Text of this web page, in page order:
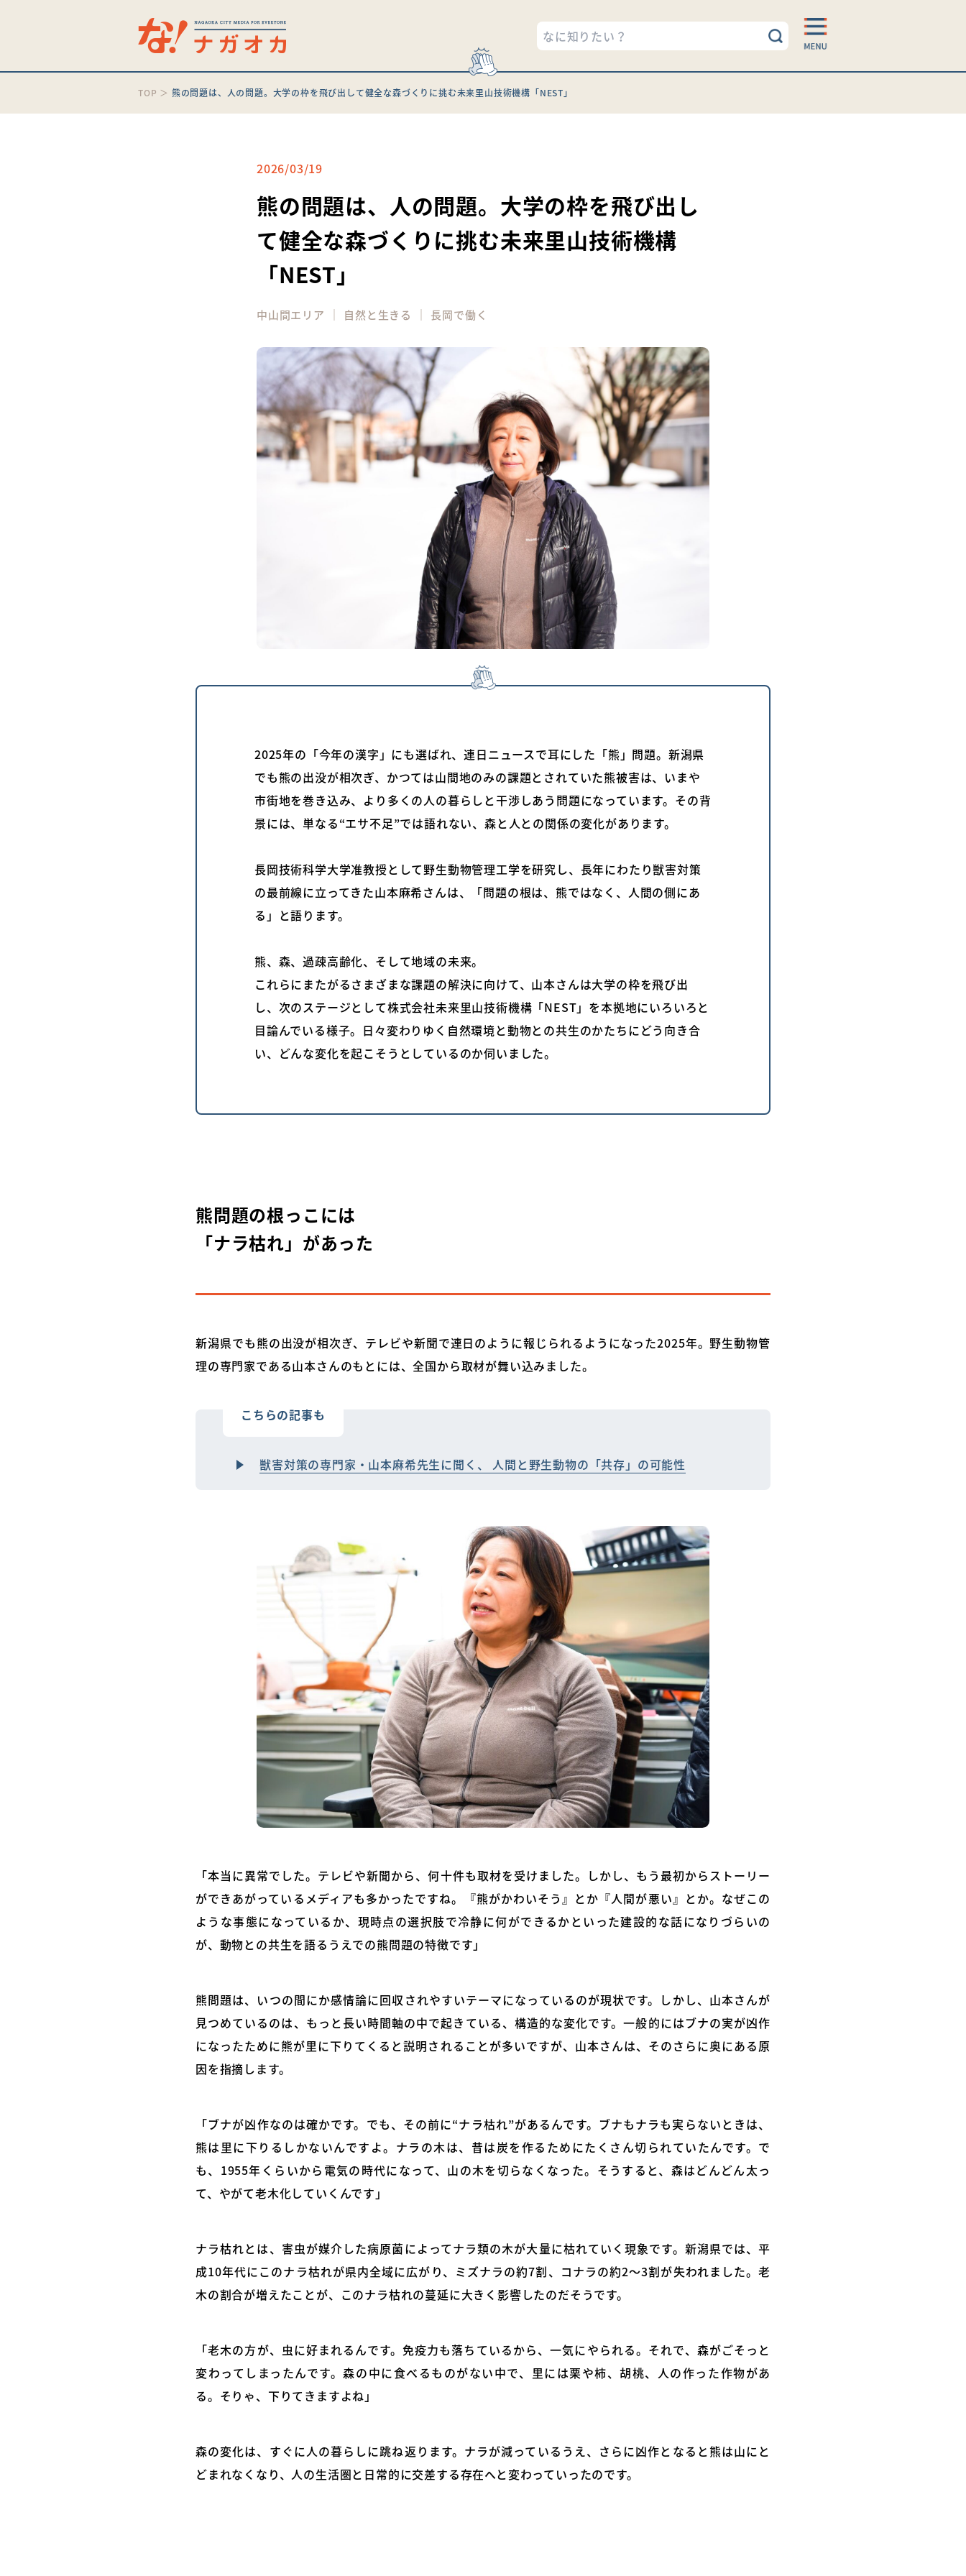
TOP ＞ 熊の問題は、人の問題。大学の枠を飛び出して健全な森づくりに挑む未来里山技術機構「NEST」
2026/03/19
熊の問題は、人の問題。大学の枠を飛び出し
て健全な森づくりに挑む未来里山技術機構
「NEST」
中山間エリア ｜ 自然と生きる ｜ 長岡で働く
2025年の「今年の漢字」にも選ばれ、連日ニュースで耳にした「熊」問題。新潟県
でも熊の出没が相次ぎ、かつては山間地のみの課題とされていた熊被害は、いまや
市街地を巻き込み、より多くの人の暮らしと干渉しあう問題になっています。その背
景には、単なる“エサ不足”では語れない、森と人との関係の変化があります。
長岡技術科学大学准教授として野生動物管理工学を研究し、長年にわたり獣害対策
の最前線に立ってきた山本麻希さんは、「問題の根は、熊ではなく、人間の側にあ
る」と語ります。
熊、森、過疎高齢化、そして地域の未来。
これらにまたがるさまざまな課題の解決に向けて、山本さんは大学の枠を飛び出
し、次のステージとして株式会社未来里山技術機構「NEST」を本拠地にいろいろと
目論んでいる様子。日々変わりゆく自然環境と動物との共生のかたちにどう向き合
い、どんな変化を起こそうとしているのか伺いました。
熊問題の根っこには
「ナラ枯れ」があった
新潟県でも熊の出没が相次ぎ、テレビや新聞で連日のように報じられるようになった2025年。野生動物管
理の専門家である山本さんのもとには、全国から取材が舞い込みました。
こちらの記事も
獣害対策の専門家・山本麻希先生に聞く、 人間と野生動物の「共存」の可能性
「本当に異常でした。テレビや新聞から、何十件も取材を受けました。しかし、もう最初からストーリー
ができあがっているメディアも多かったですね。『熊がかわいそう』とか『人間が悪い』とか。なぜこの
ような事態になっているか、現時点の選択肢で冷静に何ができるかといった建設的な話になりづらいの
が、動物との共生を語るうえでの熊問題の特徴です」
熊問題は、いつの間にか感情論に回収されやすいテーマになっているのが現状です。しかし、山本さんが
見つめているのは、もっと長い時間軸の中で起きている、構造的な変化です。一般的にはブナの実が凶作
になったために熊が里に下りてくると説明されることが多いですが、山本さんは、そのさらに奥にある原
因を指摘します。
「ブナが凶作なのは確かです。でも、その前に“ナラ枯れ”があるんです。ブナもナラも実らないときは、
熊は里に下りるしかないんですよ。ナラの木は、昔は炭を作るためにたくさん切られていたんです。で
も、1955年くらいから電気の時代になって、山の木を切らなくなった。そうすると、森はどんどん太っ
て、やがて老木化していくんです」
ナラ枯れとは、害虫が媒介した病原菌によってナラ類の木が大量に枯れていく現象です。新潟県では、平
成10年代にこのナラ枯れが県内全域に広がり、ミズナラの約7割、コナラの約2〜3割が失われました。老
木の割合が増えたことが、このナラ枯れの蔓延に大きく影響したのだそうです。
「老木の方が、虫に好まれるんです。免疫力も落ちているから、一気にやられる。それで、森がごそっと
変わってしまったんです。森の中に食べるものがない中で、里には栗や柿、胡桃、人の作った作物があ
る。そりゃ、下りてきますよね」
森の変化は、すぐに人の暮らしに跳ね返ります。ナラが減っているうえ、さらに凶作となると熊は山にと
どまれなくなり、人の生活圏と日常的に交差する存在へと変わっていったのです。